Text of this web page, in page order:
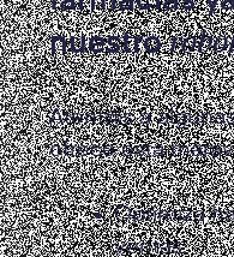
nuestro
Atent@s a
ofrece esta
Optimiza
ventas.